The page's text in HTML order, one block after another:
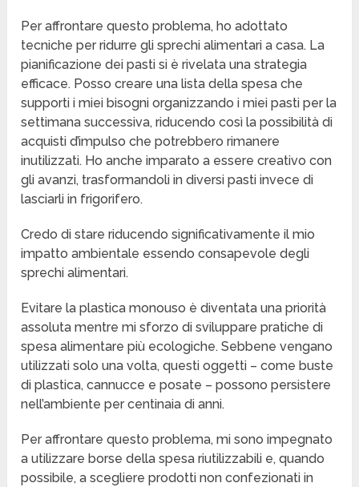
Per affrontare questo problema, ho adottato
tecniche per ridurre gli sprechi alimentari a casa. La
pianificazione dei pasti si è rivelata una strategia
efficace. Posso creare una lista della spesa che
supporti i miei bisogni organizzando i miei pasti per la
settimana successiva, riducendo così la possibilità di
acquisti d’impulso che potrebbero rimanere
inutilizzati. Ho anche imparato a essere creativo con
gli avanzi, trasformandoli in diversi pasti invece di
lasciarli in frigorifero.
Credo di stare riducendo significativamente il mio
impatto ambientale essendo consapevole degli
sprechi alimentari.
Evitare la plastica monouso è diventata una priorità
assoluta mentre mi sforzo di sviluppare pratiche di
spesa alimentare più ecologiche. Sebbene vengano
utilizzati solo una volta, questi oggetti – come buste
di plastica, cannucce e posate – possono persistere
nell’ambiente per centinaia di anni.
Per affrontare questo problema, mi sono impegnato
a utilizzare borse della spesa riutilizzabili e, quando
possibile, a scegliere prodotti non confezionati in